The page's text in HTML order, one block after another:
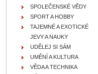
SPOLEČENSKÉ VĚDY
SPORT A HOBBY
TAJEMNÉ A EXOTICKÉ
JEVY A NAUKY
UDĚLEJ SI SÁM
UMĚNÍ A KULTURA
VĚDA A TECHNIKA